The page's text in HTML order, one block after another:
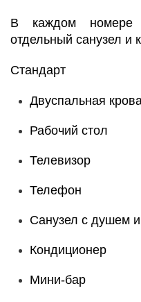
В каждом номере
отдельный санузел и
Стандарт
Двуспальная
Рабочий стол
Телевизор
Телефон
Санузел с душем
Кондиционер
Мини-бар